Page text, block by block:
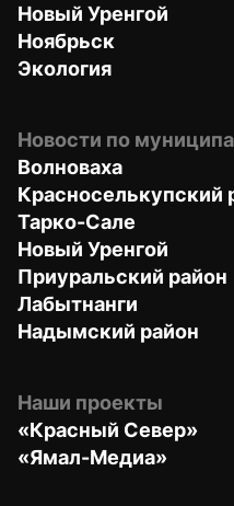
Новый Уренгой
Ноябрьск
Экология
Новости по
Волноваха
Красноселькупский
Тарко-Сале
Новый Уренгой
Приуральский район
Лабытнанги
Надымский район
Наши проекты
«Красный Север»
«Ямал-Медиа»